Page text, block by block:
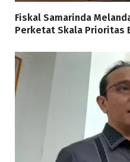
Fiskal Samarinda
Perketat Skala Prioritas